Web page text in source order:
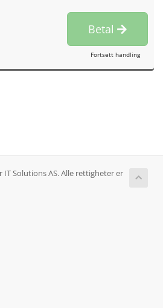
Betal
Fortsett handling
Solutions AS. Alle rettigheter er